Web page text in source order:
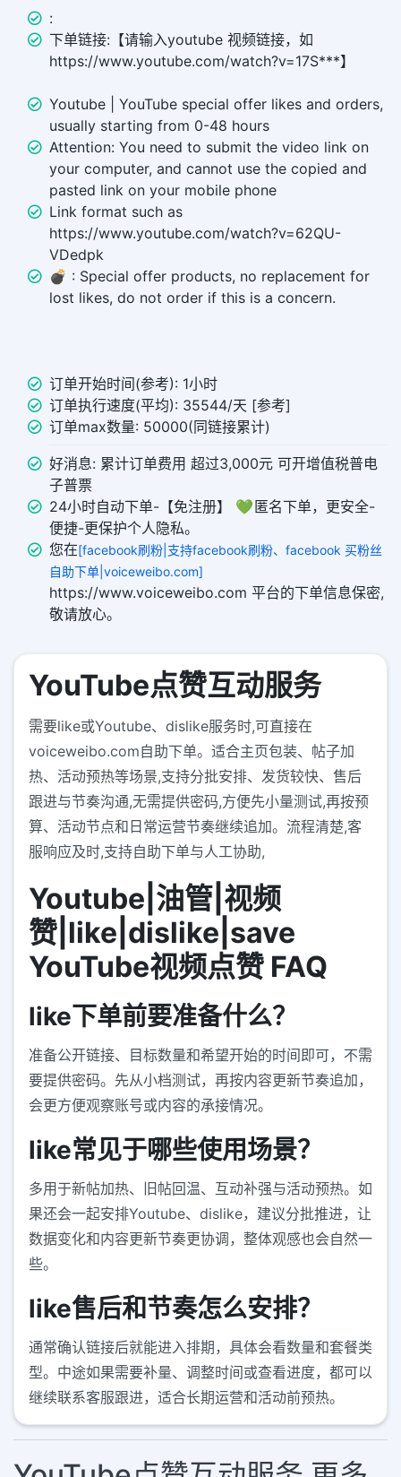
:
下单链接:【请输入youtube 视频链接，如
https://www.youtube.com/watch?v=17S***】
Youtube | YouTube special offer likes and orders,
usually starting from 0-48 hours
Attention: You need to submit the video link on
your computer, and cannot use the copied and
pasted link on your mobile phone
Link format such as
https://www.youtube.com/watch?v=62QU-
VDedpk
💣 ︎: Special offer products, no replacement for
lost likes, do not order if this is a concern.
订单开始时间(参考): 1小时
订单执行速度(平均): 35544/天 [参考]
订单max数量: 50000(同链接累计)
好消息: 累计订单费用 超过3,000元 可开增值税普电
子普票
24小时自动下单-【免注册】 💚 匿名下单，更安全-
便捷-更保护个人隐私。
您在[facebook刷粉|支持facebook刷粉、facebook 买粉丝
自助下单|voiceweibo.com]
https://www.voiceweibo.com 平台的下单信息保密,
敬请放心。
YouTube点赞互动服务
需要like或Youtube、dislike服务时,可直接在
voiceweibo.com自助下单。适合主页包装、帖子加
热、活动预热等场景,支持分批安排、发货较快、售后
跟进与节奏沟通,无需提供密码,方便先小量测试,再按预
算、活动节点和日常运营节奏继续追加。流程清楚,客
服响应及时,支持自助下单与人工协助,
Youtube|油管|视频
赞|like|dislike|save
YouTube视频点赞 FAQ
like下单前要准备什么？
准备公开链接、目标数量和希望开始的时间即可，不需
要提供密码。先从小档测试，再按内容更新节奏追加，
会更方便观察账号或内容的承接情况。
like常见于哪些使用场景？
多用于新帖加热、旧帖回温、互动补强与活动预热。如
果还会一起安排Youtube、dislike，建议分批推进，让
数据变化和内容更新节奏更协调，整体观感也会自然一
些。
like售后和节奏怎么安排？
通常确认链接后就能进入排期，具体会看数量和套餐类
型。中途如果需要补量、调整时间或查看进度，都可以
继续联系客服跟进，适合长期运营和活动前预热。